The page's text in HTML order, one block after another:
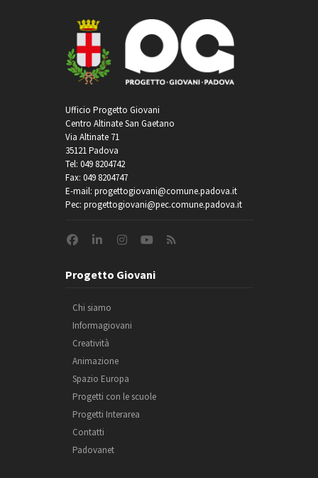
Ufficio Progetto Giovani
Centro Altinate San Gaetano
Via Altinate 71
35121 Padova
Tel: 049 8204742
Fax: 049 8204747
E-mail: progettogiovani@comune.padova.it
Pec: progettogiovani@pec.comune.padova.it
Progetto Giovani
Chi siamo
Informagiovani
Creatività
Animazione
Spazio Europa
Progetti con le scuole
Progetti Interarea
Contatti
Padovanet